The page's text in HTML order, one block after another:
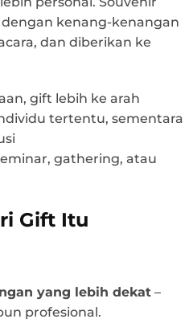
kenang-kenangan
dan diberikan ke
gift lebih ke arah
tertentu, sementara
gathering, atau
Gift Itu
yang lebih dekat –
profesional.